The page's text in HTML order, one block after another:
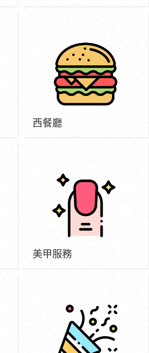
西餐廳
美甲服務